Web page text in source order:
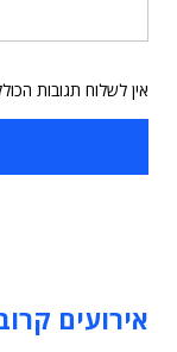
אין לשלוח תגובות
אירועים